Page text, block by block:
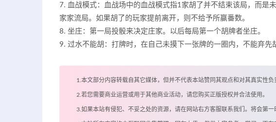
7. 血战模式：血战场中的血战模式指1家胡了并不结束该局，而是
家家流局。如果胡了的玩家提前离开，则不给予所赢番数。
8. 坐庄：第一局投骰来决定庄家。以后每局第一个胡牌者坐庄。
9. 过水不能胡：打牌时，在自己未摸下一张牌的一圈内，不能弃先
1.本文部分内容转载自其它媒体，但并不代表本站赞同其观点和对其真实性负
2.若您需要商业运营或用于其他商业活动，请您购买正版授权并合法使用。
3.如果本站有侵犯、不妥之处的资源，请在网站右方客服联系我们。将会第一